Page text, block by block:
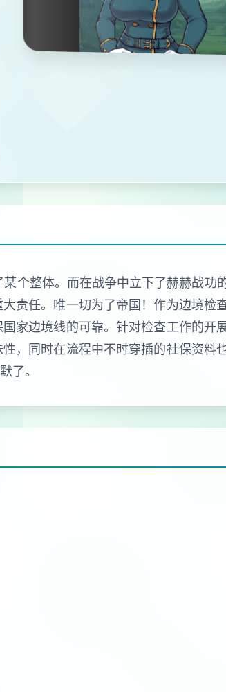
个整体。而在战争中立下了赫赫战功
责任。唯一切为了帝国！作为边境检
家边境线的可靠。针对检查工作的开
，同时在流程中不时穿插的社保资料
了。